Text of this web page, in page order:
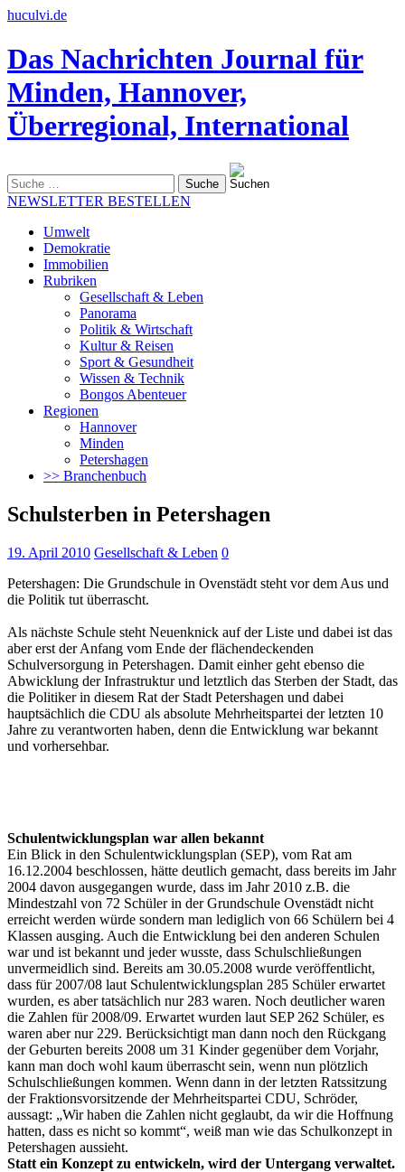
huculvi.de
Das Nachrichten Journal für
Minden, Hannover,
Überregional, International
nach:
NEWSLETTER BESTELLEN
Umwelt
Demokratie
Immobilien
Rubriken
Gesellschaft & Leben
Panorama
Politik & Wirtschaft
Kultur & Reisen
Sport & Gesundheit
Wissen & Technik
Bongos Abenteuer
Regionen
Hannover
Minden
Petershagen
>> Branchenbuch
Schulsterben in Petershagen
19. April 2010 Gesellschaft & Leben 0
Petershagen: Die Grundschule in Ovenstädt steht vor dem Aus und
die Politik tut überrascht.
Als nächste Schule steht Neuenknick auf der Liste und dabei ist das
aber erst der Anfang vom Ende der flächendeckenden
Schulversorgung in Petershagen. Damit einher geht ebenso die
Abwicklung der Infrastruktur und letztlich das Sterben der Stadt, das
die Politiker in diesem Rat der Stadt Petershagen und dabei
hauptsächlich die CDU als absolute Mehrheitspartei der letzten 10
Jahre zu verantworten haben, denn die Entwicklung war bekannt
und vorhersehbar.
Schulentwicklungsplan war allen bekannt
Ein Blick in den Schulentwicklungsplan (SEP), vom Rat am
16.12.2004 beschlossen, hätte deutlich gemacht, dass bereits im Jahr
2004 davon ausgegangen wurde, dass im Jahr 2010 z.B. die
Mindestzahl von 72 Schüler in der Grundschule Ovenstädt nicht
erreicht werden würde sondern man lediglich von 66 Schülern bei 4
Klassen ausging. Auch die Entwicklung bei den anderen Schulen
war und ist bekannt und jeder wusste, dass Schulschließungen
unvermeidlich sind. Bereits am 30.05.2008 wurde veröffentlicht,
dass für 2007/08 laut Schulentwicklungsplan 285 Schüler erwartet
wurden, es aber tatsächlich nur 283 waren. Noch deutlicher waren
die Zahlen für 2008/09. Erwartet wurden laut SEP 262 Schüler, es
waren aber nur 229. Berücksichtigt man dann noch den Rückgang
der Geburten bereits 2008 um 31 Kinder gegenüber dem Vorjahr,
kann man doch wohl kaum überrascht sein, wenn nun plötzlich
Schulschließungen kommen. Wenn dann in der letzten Ratssitzung
der Fraktionsvorsitzende der Mehrheitspartei CDU, Schröder,
aussagt: „Wir haben die Zahlen nicht geglaubt, da wir die Hoffnung
hatten, dass es nicht so kommt“, weiß man wie das Schulkonzept in
Petershagen aussieht.
Statt ein Konzept zu entwickeln, wird der Untergang verwaltet.